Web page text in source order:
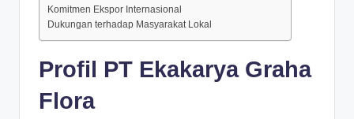
Komitmen Ekspor Internasional
Dukungan terhadap Masyarakat Lokal
Profil PT Ekakarya Graha
Flora